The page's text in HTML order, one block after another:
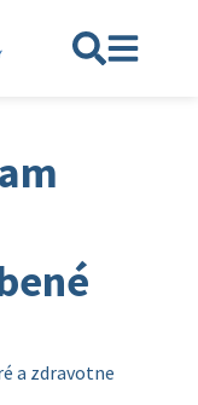
a zdravotne